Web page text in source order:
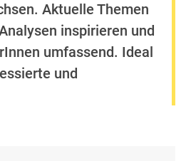
Aktuelle Themen
inspirieren und
umfassend. Ideal
und